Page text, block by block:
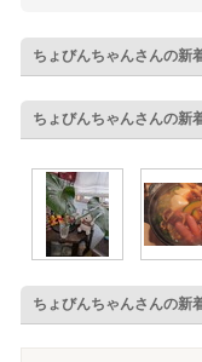
ちょびんちゃんさんの新
ちょびんちゃんさんの新
ちょびんちゃんさんの新